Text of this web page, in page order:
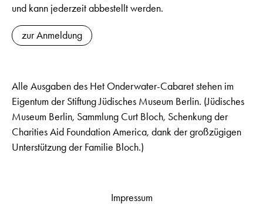
und kann jederzeit abbestellt werden.
zur Anmeldung
Alle Ausgaben des Het Onderwater-Cabaret stehen im
Eigentum der Stiftung Jüdisches Museum Berlin. (Jüdisches
Museum Berlin, Sammlung Curt Bloch, Schenkung der
Charities Aid Foundation America, dank der großzügigen
Unterstützung der Familie Bloch.)
Impressum